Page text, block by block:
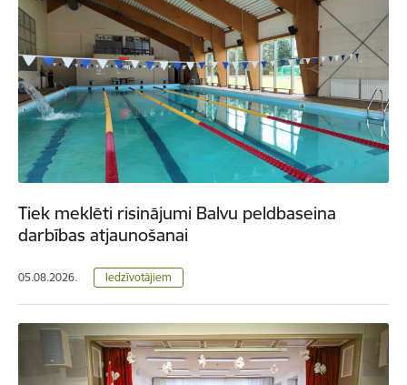
Tiek meklēti risinājumi Balvu peldbaseina
darbības atjaunošanai
05.08.2026. Iedzīvotājiem